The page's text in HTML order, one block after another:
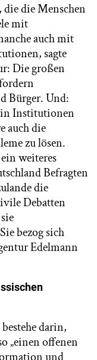
die die Menschen
mit
auch mit
sagte
Die großen
Bürger. Und:
Institutionen
auch die
zu lösen.
weiteres
Befragten
die
Debatten
bezog sich
Edelmann
darin,
„einen offenen
und